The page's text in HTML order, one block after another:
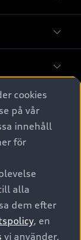
cookies
på vår
innehåll
för
alla
dem efter
, en
vi använder,